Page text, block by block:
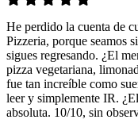
He perdido la cuenta de
Pizzeria, porque seamos
sigues regresando. ¿El
pizza vegetariana,
fue tan increíble como
leer y simplemente IR.
absoluta. 10/10, sin